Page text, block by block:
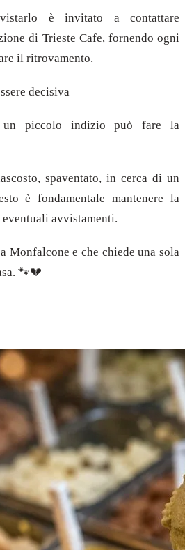
è invitato a contattare
di Trieste Cafe, fornendo ogni
il ritrovamento.
decisiva
piccolo indizio può fare la
spaventato, in cerca di un
è fondamentale mantenere la
eventuali avvistamenti.
Monfalcone e che chiede una sola
🐾💔